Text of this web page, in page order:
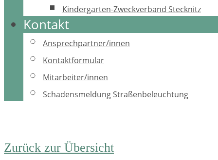
Kindergarten-Zweckverband Stecknitz
Kontakt
Ansprechpartner/innen
Kontaktformular
Mitarbeiter/innen
Schadensmeldung Straßenbeleuchtung
Zurück zur Übersicht